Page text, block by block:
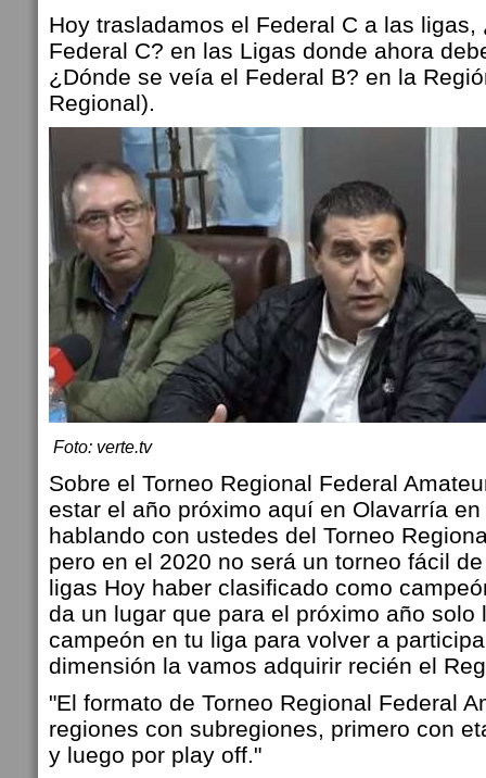
Hoy trasladamos el Federal C a las
Federal C? en las Ligas donde ahora
¿Dónde se veía el Federal B? en la
Regional).
Foto: verte.tv
Sobre el Torneo Regional Federal
estar el año próximo aquí en Olavarría
hablando con ustedes del Torneo
pero en el 2020 no será un torneo fácil
ligas Hoy haber clasificado como
da un lugar que para el próximo año solo
campeón en tu liga para volver a
dimensión la vamos adquirir recién el
"El formato de Torneo Regional Federal
regiones con subregiones, primero con
y luego por play off."